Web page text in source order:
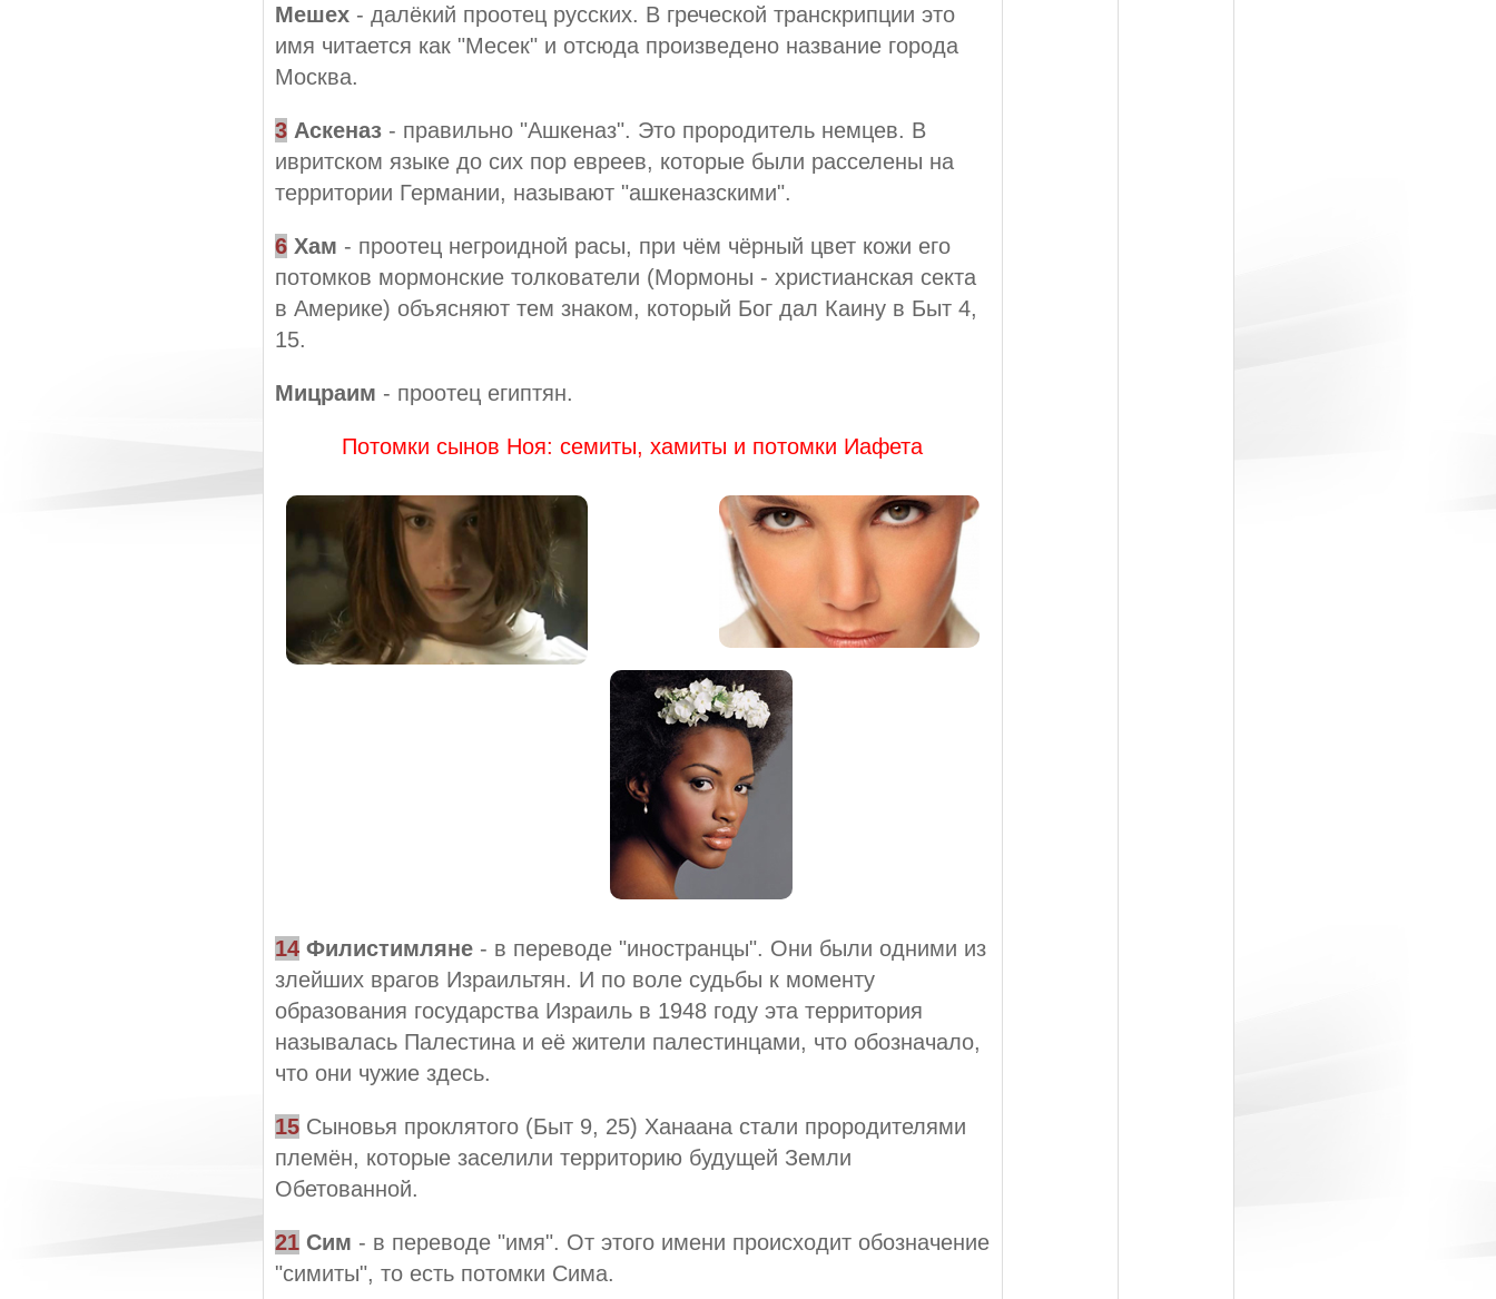
Мешех- далёкий проотец русских. В греческой транскрипции это
имя читается как "Месек" и отсюда произведено название города
Москва.
3 Аскеназ- правильно "Ашкеназ". Это прородитель немцев. В
ивритском языке до сих пор евреев, которые были расселены на
территории Германии, называют "ашкеназскими".
6 Хам - проотец негроидной расы, при чём чёрный цвет кожи его
потомков мормонские толкователи (Мормоны - христианская секта
в Америке) объясняют тем знаком, который Бог дал Каину в Быт 4,
15.
Мицраим - проотец египтян.
Потомки сынов Ноя: семиты, хамиты и потомки Иафета
14 Филистимляне- в переводе "иностранцы". Они были одними из
злейших врагов Израильтян. И по воле судьбы к моменту
образования государства Израиль в 1948 году эта территория
называлась Палестина и её жители палестинцами, что обозначало,
что они чужие здесь.
15Сыновья проклятого (Быт 9, 25) Ханаана стали прородителями
племён, которые заселили территорию будущей Земли
Обетованной.
21 Сим - в переводе "имя". От этого имени происходит обозначение
"симиты", то есть потомки Сима.